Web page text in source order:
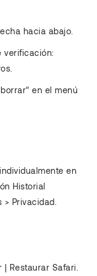
hacia abajo.
verificación:
en el menú
en
Historial
Privacidad.
Restaurar Safari.